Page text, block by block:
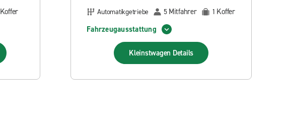
Koffer
Automatikgetriebe
5 Mitfahrer 1 Koffer
Fahrzeugausstattung
Kleinstwagen Details